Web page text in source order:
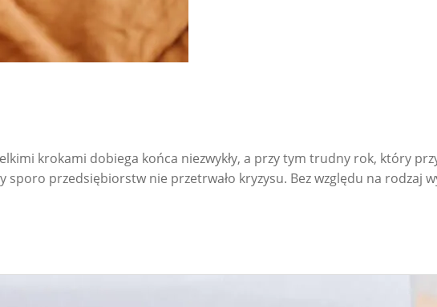
krokami dobiega końca niezwykły, a przy tym trudny rok, który
sporo przedsiębiorstw nie przetrwało kryzysu. Bez względu na rodzaj